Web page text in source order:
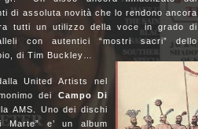
di assoluta novità che lo rendono ancora
tutti un utilizzo della voce in grado di
con autentici “mostri sacri” dello
di Tim Buckley…
United Artists nel
dei Campo Di
AMS. Uno dei dischi
Marte” e’ un album